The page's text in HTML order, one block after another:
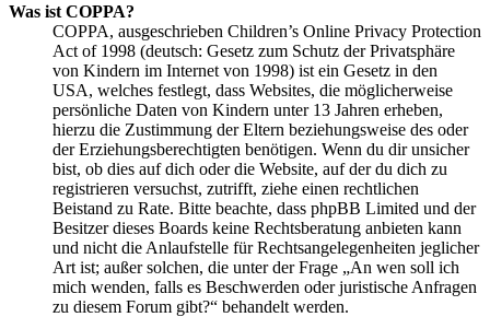
Was ist COPPA?
COPPA, ausgeschrieben Children’s Online Privacy Protection
Act of 1998 (deutsch: Gesetz zum Schutz der Privatsphäre
von Kindern im Internet von 1998) ist ein Gesetz in den
USA, welches festlegt, dass Websites, die möglicherweise
persönliche Daten von Kindern unter 13 Jahren erheben,
hierzu die Zustimmung der Eltern beziehungsweise des oder
der Erziehungsberechtigten benötigen. Wenn du dir unsicher
bist, ob dies auf dich oder die Website, auf der du dich zu
registrieren versuchst, zutrifft, ziehe einen rechtlichen
Beistand zu Rate. Bitte beachte, dass phpBB Limited und der
Besitzer dieses Boards keine Rechtsberatung anbieten kann
und nicht die Anlaufstelle für Rechtsangelegenheiten jeglicher
Art ist; außer solchen, die unter der Frage „An wen soll ich
mich wenden, falls es Beschwerden oder juristische Anfragen
zu diesem Forum gibt?“ behandelt werden.